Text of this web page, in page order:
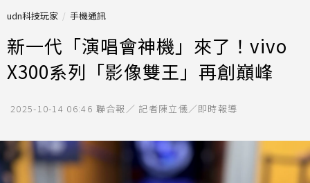
udn科技玩家 手機通訊
新一代「演唱會神機」來了！vivo
X300系列「影像雙王」再創巔峰
2025-10-14 06:46 聯合報／ 記者陳立儀／即時報導